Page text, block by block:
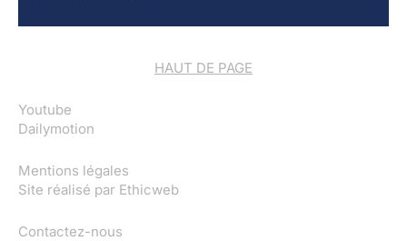
HAUT DE PAGE
Youtube
Dailymotion
Mentions légales
Site réalisé par Ethicweb
Contactez-nous